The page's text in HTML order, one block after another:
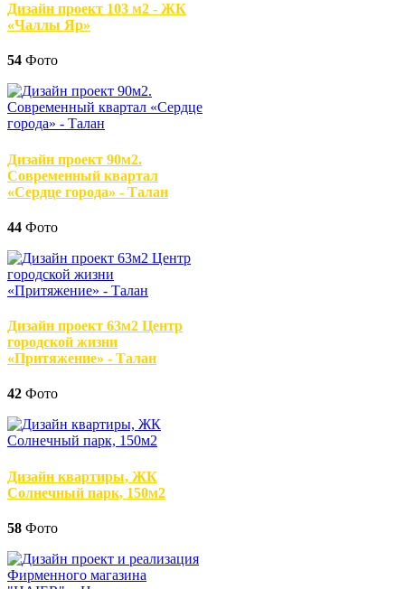
Дизайн проект 103 м2 - ЖК
«Чаллы Яр»
54 Фото
Дизайн проект 90м2.
Современный квартал
«Сердце города» - Талан
44 Фото
Дизайн проект 63м2 Центр
городской жизни
«Притяжение» - Талан
42 Фото
Дизайн квартиры, ЖК
Солнечный парк, 150м2
58 Фото